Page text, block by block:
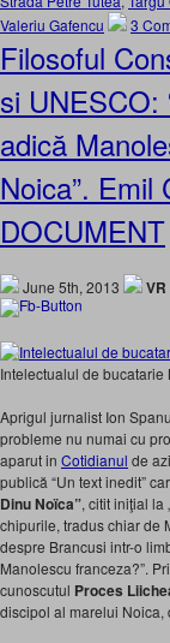
Valeriu Gafencu
3
Filosoful
si UNESCO:
adică
Noica”. Emil
DOCUMENT
June 5th, 2013 VR
Intelectualul de
Aprigul jurnalist Ion
probleme nu numai cu
aparut in Cotidianul de
publică “Un text inedit”
Dinu Noïca”, citit iniţial la
chipurile, tradus chiar de
despre Brancusi intr-o
Manolescu franceza?”.
cunoscutul Proces
discipol al marelui Noica,